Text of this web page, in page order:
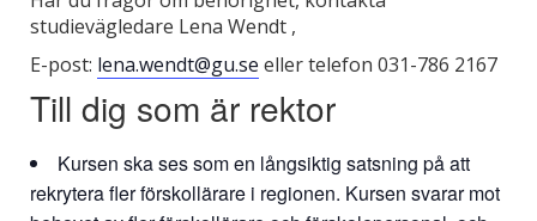
studievägledare Lena Wendt ,
E-post: lena.wendt@gu.se eller telefon 031-786 2167
Till dig som är rektor
Kursen ska ses som en långsiktig satsning på att
rekrytera fler förskollärare i regionen. Kursen svarar mot